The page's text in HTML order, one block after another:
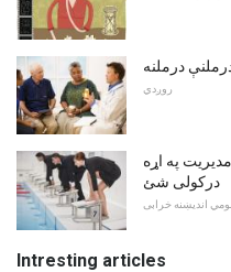
درملنه
روږدي
په اړه
درکولی شئ
اندیښنه خرابی
Intresting articles